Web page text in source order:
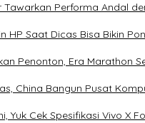
Tawarkan Performa Andal
HP Saat Dicas Bisa Bikin
Penonton, Era Marathon
China Bangun Pusat
Yuk Cek Spesifikasi Vivo X